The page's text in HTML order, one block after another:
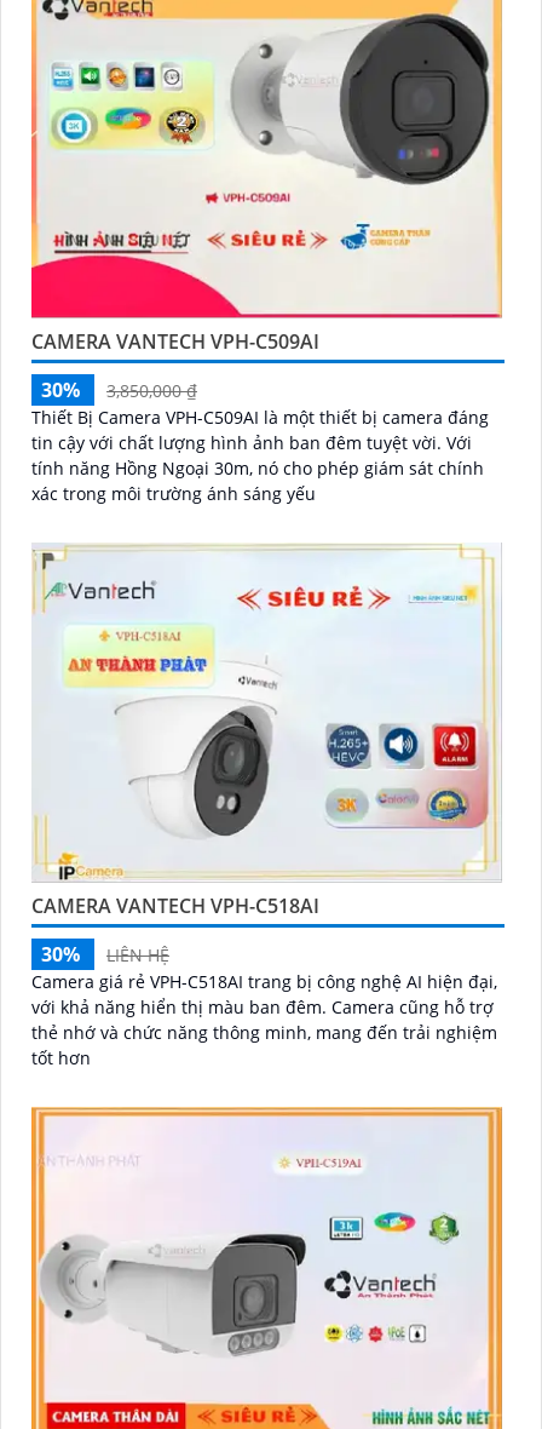
CAMERA VANTECH VPH-C509AI
30%
3,850,000 ₫
Thiết Bị Camera VPH-C509AI là một thiết bị camera đáng
tin cậy với chất lượng hình ảnh ban đêm tuyệt vời. Với
tính năng Hồng Ngoại 30m, nó cho phép giám sát chính
xác trong môi trường ánh sáng yếu
CAMERA VANTECH VPH-C518AI
30%
LIÊN HỆ
Camera giá rẻ VPH-C518AI trang bị công nghệ AI hiện đại,
với khả năng hiển thị màu ban đêm. Camera cũng hỗ trợ
thẻ nhớ và chức năng thông minh, mang đến trải nghiệm
tốt hơn